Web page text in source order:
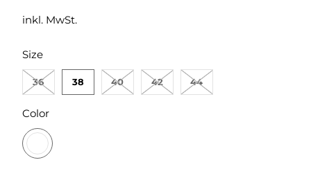
inkl. MwSt.
Size
SWATCH-36
36
SWATCH-38
38
SWATCH-40
40
SWATCH-42
42
SWATCH-44
44
Color
SWATCH-390-BLAU